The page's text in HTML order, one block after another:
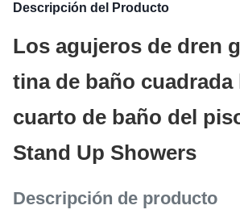
Descripción del Producto
Los agujeros de dren
tina de baño cuadrada
cuarto de baño del
Stand Up Showers
Descripción de producto